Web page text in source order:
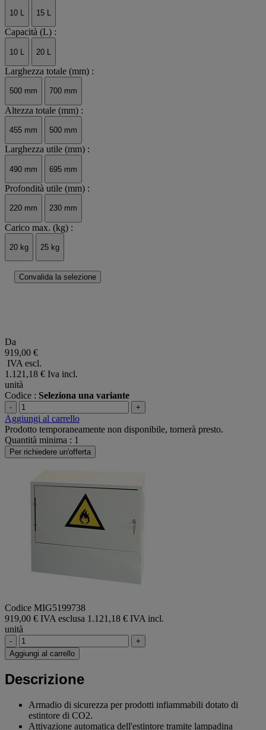
10 L 15 L
Capacità (L) :
10 L 20 L
Larghezza totale (mm) :
500 mm 700 mm
Altezza totale (mm) :
455 mm 500 mm
Larghezza utile (mm) :
490 mm 695 mm
Profondità utile (mm) :
220 mm 230 mm
Carico max. (kg) :
20 kg 25 kg
Convalida la selezione
Da
919,00 €
IVA escl.
1.121,18 € Iva incl.
unità
Codice : Seleziona una variante
- +
Aggiungi al carrello
Prodotto temporaneamente non disponibile, tornerà presto.
Quantità minima : 1
Per richiedere un'offerta
Codice MIG5199738
919,00 € IVA esclusa 1.121,18 € IVA incl.
unità
-
+
Aggiungi al carrello
Descrizione
Armadio di sicurezza per prodotti infiammabili dotato di
estintore di CO2.
Attivazione automatica dell'estintore tramite lampadina